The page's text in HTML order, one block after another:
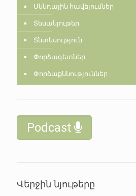
Սննդային հավելումներ
Տեսանյութեր
Տնտեսություն
Փորձագետներ
Փորձաքննություններ
Podcast
Վերջին նյութերը